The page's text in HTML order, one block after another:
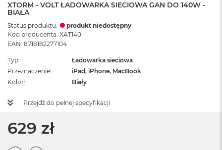
XTORM - VOLT ŁADOWARKA SIECIOWA GAN DO 140W -
BIAŁA
Status produktu:
produkt niedostępny
Kod producenta: XAT140
EAN: 8718182277104
Typ
Ładowarka sieciowa
Przeznaczenie
iPad, iPhone, MacBook
Kolor
Biały
Przejdź do pełnej specyfikacji
629 zł